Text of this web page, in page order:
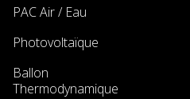
PAC Air / Eau
Photovoltaïque
Ballon
Thermodynamique